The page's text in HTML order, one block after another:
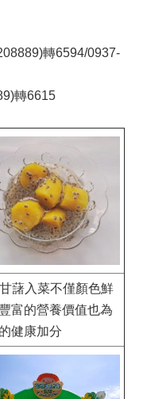
轉6594/0937-
轉6615
藷入菜不僅顏色鮮
富的營養價值也為
健康加分